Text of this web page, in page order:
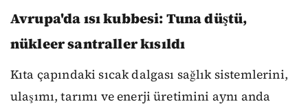
Avrupa'da ısı kubbesi: Tuna düştü,
nükleer santraller kısıldı
Kıta çapındaki sıcak dalgası sağlık sistemlerini,
ulaşımı, tarımı ve enerji üretimini aynı anda